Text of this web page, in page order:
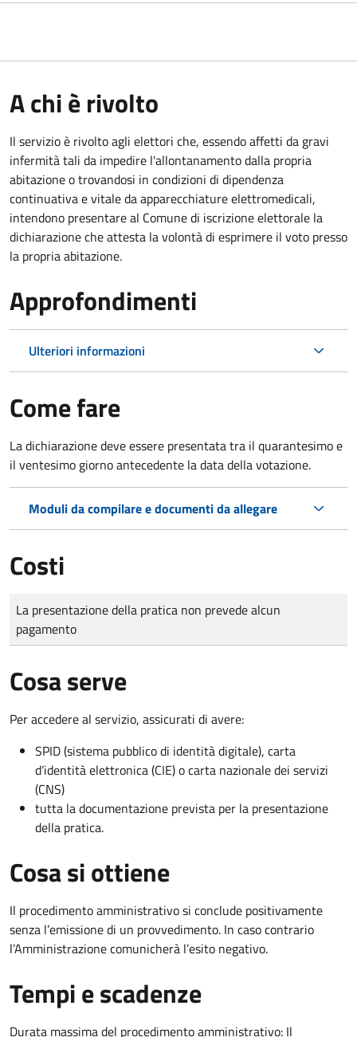
A chi è rivolto
Il servizio è rivolto agli elettori che, essendo affetti da gravi
infermità tali da impedire l'allontanamento dalla propria
abitazione o trovandosi in condizioni di dipendenza
continuativa e vitale da apparecchiature elettromedicali,
intendono presentare al Comune di iscrizione elettorale la
dichiarazione che attesta la volontà di esprimere il voto presso
la propria abitazione.
Approfondimenti
Ulteriori informazioni
Come fare
La dichiarazione deve essere presentata tra il quarantesimo e
il ventesimo giorno antecedente la data della votazione.
Moduli da compilare e documenti da allegare
Costi
Tipo di pagamento
Importo
La presentazione della pratica non prevede alcun
pagamento
Cosa serve
Per accedere al servizio, assicurati di avere:
SPID (sistema pubblico di identità digitale), carta
d’identità elettronica (CIE) o carta nazionale dei servizi
(CNS)
tutta la documentazione prevista per la presentazione
della pratica.
Cosa si ottiene
Il procedimento amministrativo si conclude positivamente
senza l’emissione di un provvedimento. In caso contrario
l’Amministrazione comunicherà l’esito negativo.
Tempi e scadenze
Durata massima del procedimento amministrativo: Il